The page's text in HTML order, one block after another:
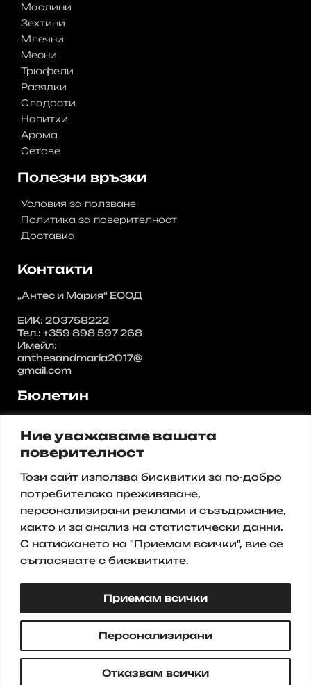
Ние уважаваме вашата
поверителност
Този сайт използва бисквитки за по-добро
потребителско преживяване,
персонализирани реклами и съзъдржание,
както и за анализ на статистически данни.
С натискането на "Приемам всички", вие се
съгласявате с бисквитките.
Персонализирани
Отказвам всички
Приемам всички
Маслини
Зехтини
Млечни
Месни
Трюфели
Разядки
Сладости
Напитки
Арома
Сетове
Полезни връзки
Условия за ползване
Политика за поверителност
Доставка
Контакти
„Антес и Мария“ ЕООД
ЕИК: 203758222
Тел.: +359 898 597 268
Имейл:
anthesandmaria2017@
gmail.com
Бюлетин
бюлетин и получавайте
промоции от нас.
Имейл
Записване
© 2025 Всички права запазени